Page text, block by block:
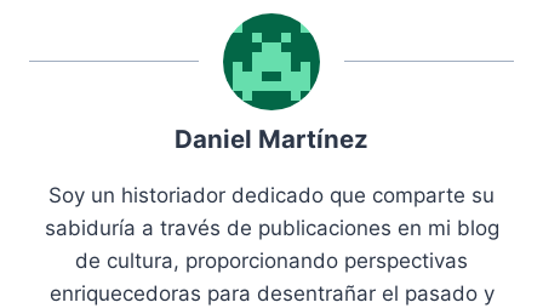
Daniel Martínez
Soy un historiador dedicado que comparte su
sabiduría a través de publicaciones en mi blog
de cultura, proporcionando perspectivas
enriquecedoras para desentrañar el pasado y